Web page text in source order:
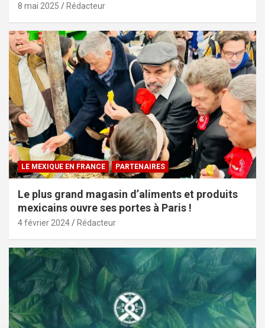
8 mai 2025 Rédacteur
LE MEXIQUE EN FRANCE PARTENAIRES
Le plus grand magasin d’aliments et produits
mexicains ouvre ses portes à Paris !
4 février 2024 Rédacteur